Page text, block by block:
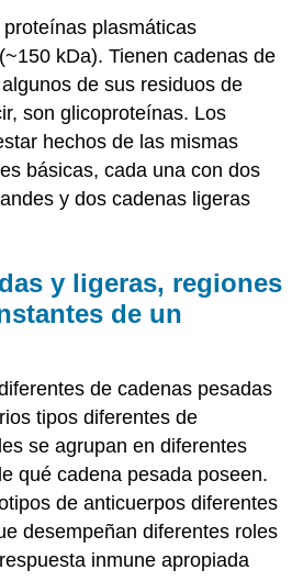
plasmáticas
kDa). Tienen cadenas de
de sus residuos de
son glicoproteínas. Los
hechos de las mismas
básicas, cada una con dos
y dos cadenas ligeras
y ligeras, regiones
de un
de cadenas pesadas
tipos diferentes de
se agrupan en diferentes
qué cadena pesada poseen.
de anticuerpos diferentes
desempeñan diferentes roles
inmune apropiada